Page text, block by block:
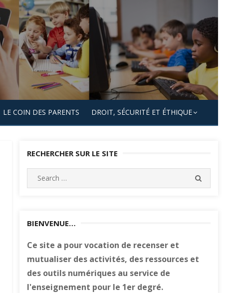
LE COIN DES PARENTS DROIT, SÉCURITÉ ET ÉTHIQUE
RECHERCHER SUR LE SITE
Search
for:
BIENVENUE…
Ce site a pour vocation de recenser et
mutualiser des activités, des ressources et
des outils numériques au service de
l'enseignement pour le 1er degré.